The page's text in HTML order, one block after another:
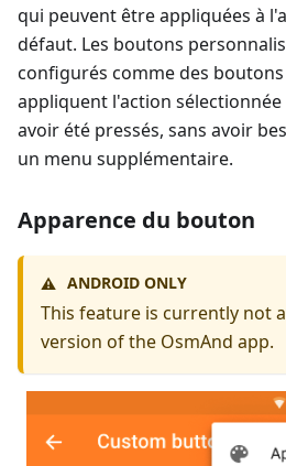
qui peuvent être appliquées à
défaut. Les boutons
configurés comme des boutons
appliquent l'action
avoir été pressés, sans avoir
un menu supplémentaire.
Apparence du bouton
⚠️ ANDROID ONLY
This feature is currently not
version of the OsmAnd app.